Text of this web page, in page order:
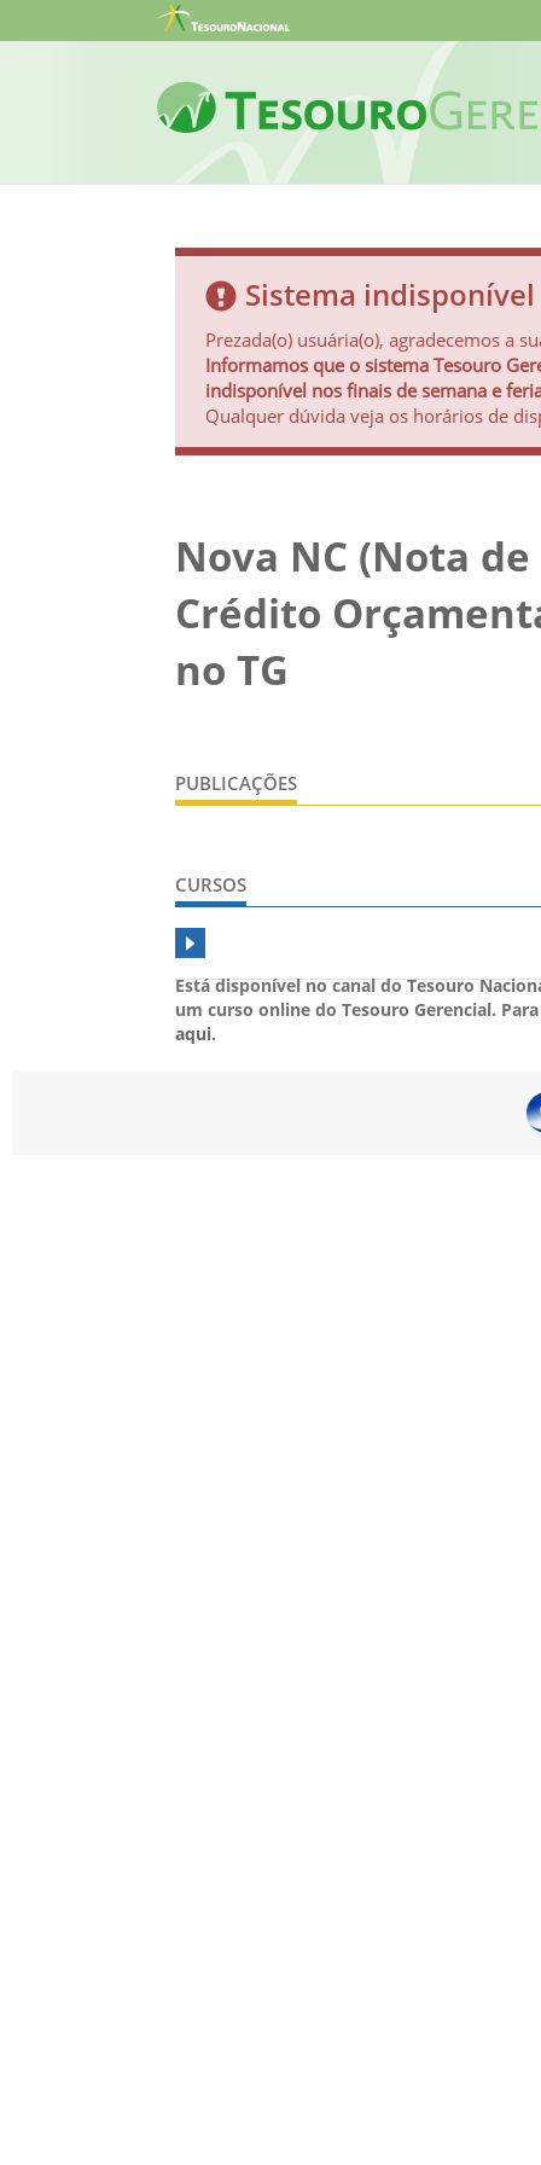
Sistema indisponível
Prezada(o) usuária(o), agradecemos a
Informamos que o sistema Tesouro
indisponível nos finais de semana e
Qualquer dúvida veja os horários de
Nova NC (Nota de
Crédito
no TG
PUBLICAÇÕES
CURSOS
Está disponível no canal do Tesouro
um curso online do Tesouro Gerencial.
aqui.